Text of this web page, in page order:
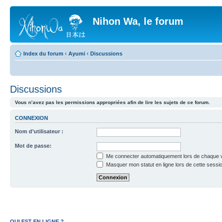
Nihon Wa, le forum
Index du forum ‹ Ayumi ‹ Discussions
Discussions
Vous n’avez pas les permissions appropriées afin de lire les sujets de ce forum.
CONNEXION
Nom d’utilisateur :
Mot de passe:
Me connecter automatiquement lors de chaque
Masquer mon statut en ligne lors de cette